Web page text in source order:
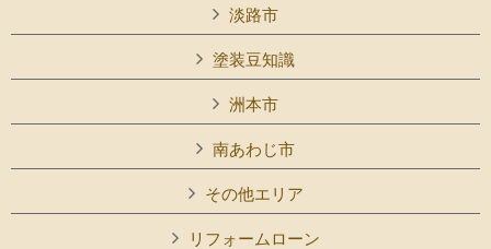
淡路市
塗装豆知識
洲本市
南あわじ市
その他エリア
リフォームローン